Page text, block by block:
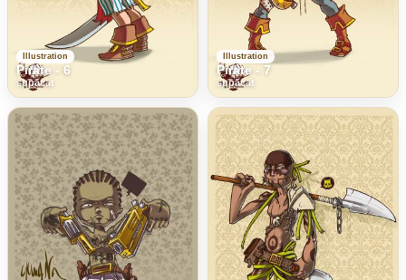
Illustration
Pirate - 6
supacat
Illustration
Pirate - 7
supacat